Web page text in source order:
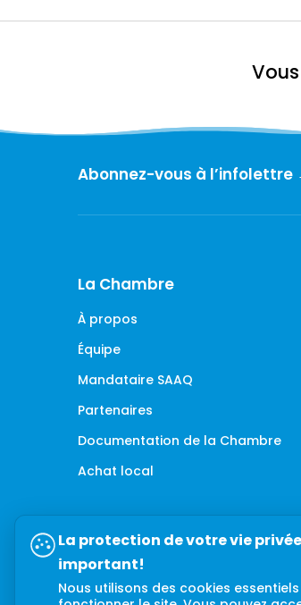
Abonnez-vous à l’infolettre
La Chambre
À propos
Équipe
Mandataire SAAQ
Partenaires
Documentation de la Chambre
Achat local
La protection de votre vie
important!
Nous utilisons des cookies